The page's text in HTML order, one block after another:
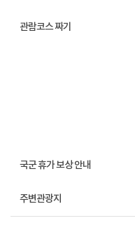
관람코스 짜기
국군 휴가 보상 안내
주변관광지